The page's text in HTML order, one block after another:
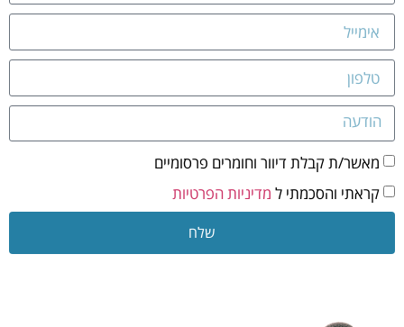
מאשר/ת קבלת דיוור וחומרים פרסומיים
קראתי והסכמתי ל מדיניות הפרטיות
שלח